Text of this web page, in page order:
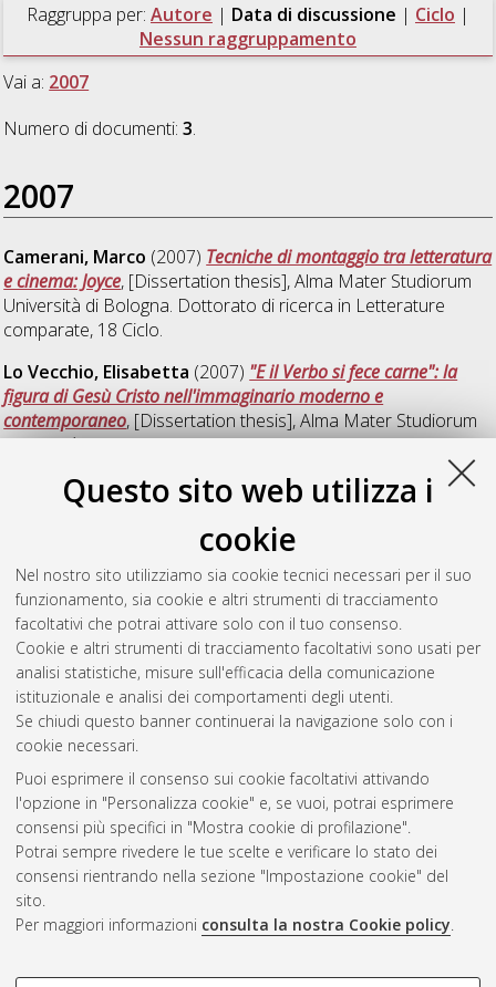
Questo sito web utilizza i
cookie
Nel nostro sito utilizziamo sia cookie tecnici necessari per il suo
funzionamento, sia cookie e altri strumenti di tracciamento
facoltativi che potrai attivare solo con il tuo consenso.
Cookie e altri strumenti di tracciamento facoltativi sono usati per
analisi statistiche, misure sull'efficacia della comunicazione
istituzionale e analisi dei comportamenti degli utenti.
Se chiudi questo banner continuerai la navigazione solo con i
cookie necessari.
Puoi esprimere il consenso sui cookie facoltativi attivando
l'opzione in "Personalizza cookie" e, se vuoi, potrai esprimere
consensi più specifici in "Mostra cookie di profilazione".
Potrai sempre rivedere le tue scelte e verificare lo stato dei
consensi rientrando nella sezione "Impostazione cookie" del
sito.
Per maggiori informazioni consulta la nostra Cookie policy.
Raggruppa per: Autore | Data di discussione | Ciclo |
Nessun raggruppamento
Vai a: 2007
Numero di documenti:3.
2007
Camerani, Marco (2007) Tecniche di montaggio tra letteratura
e cinema: Joyce, [Dissertation thesis], Alma Mater Studiorum
Università di Bologna. Dottorato di ricerca in Letterature
comparate, 18 Ciclo.
Lo Vecchio, Elisabetta (2007) "E il Verbo si fece carne": la
figura di Gesù Cristo nell'immaginario moderno e
contemporaneo, [Dissertation thesis], Alma Mater Studiorum
Università di Bologna. Dottorato di ricerca inLetterature
, 19 Ciclo. DOI 10.6092/unibo/amsdottorato/41.
Melotto, Raoul(2007) L'ultima lingua. Studio sulla poesia
, [Dissertation thesis], Alma Mater
Studiorum Università di Bologna. Dottorato di ricerca in
Letterature comparate, 19 Ciclo. DOI
10.6092/unibo/amsdottorato/43.
Questa lista e' stata generata il Wed Aug 5 20:50:36 2026
Atom
Rss 1.0
Rss 2.0
ISSN: 2038-7946
Impostazioni Cookie